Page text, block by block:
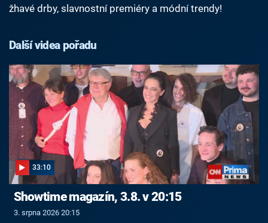
žhavé drby, slavnostní premiéry a módní trendy!
Další videa pořadu
33:10
Showtime magazín, 3.8. v 20:15
3. srpna 2026 20:15